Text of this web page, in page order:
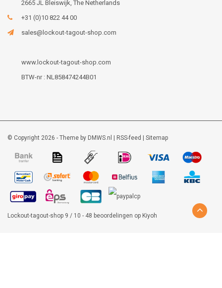
2665 JL Bleiswijk, The Netherlands
+31 (0)10 822 44 00
sales@lockout-tagout-shop.com
www.lockout-tagout-shop.com
BTW-nr : NL858474244B01
© Copyright 2026 - Theme by DMWS.nl RSS-feed Sitemap
Lockout-tagout-shop 9 / 10 - 48 beoordelingen op Kiyoh